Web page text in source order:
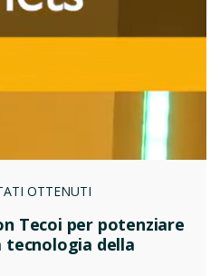
OTTENUTI
Tecoi per potenziare
tecnologia della